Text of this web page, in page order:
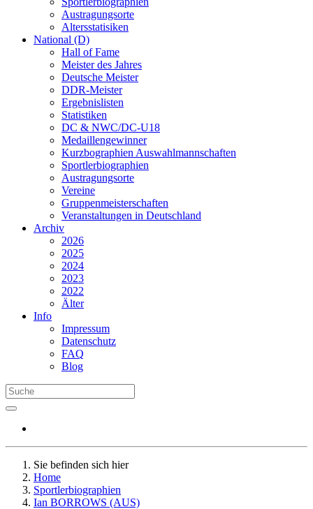
Austragungsorte
Altersstatisiken
National (D)
Hall of Fame
Meister des Jahres
Deutsche Meister
DDR-Meister
Ergebnislisten
Statistiken
DC & NWC/DC-U18
Medaillengewinner
Kurzbographien Auswahlmannschaften
Sportlerbiographien
Austragungsorte
Vereine
Gruppenmeisterschaften
Veranstaltungen in Deutschland
Archiv
2026
2025
2024
2023
2022
Älter
Info
Impressum
Datenschutz
FAQ
Blog
Sie befinden sich hier
Home
Sportlerbiographien
Ian BORROWS (AUS)